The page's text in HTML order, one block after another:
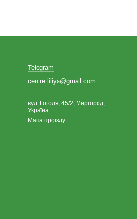
Telegram
centre.liliya@gmail.com
вул. Гоголя, 45/2, Миргород,
Україна
Мапа проїзду